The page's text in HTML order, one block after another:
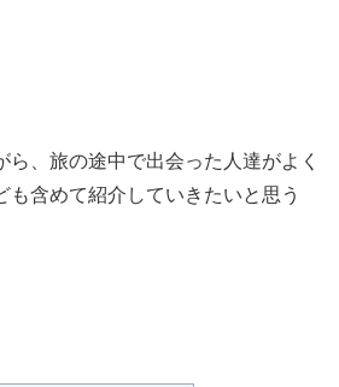
ら、旅の途中で出会った人達がよく
も含めて紹介していきたいと思う